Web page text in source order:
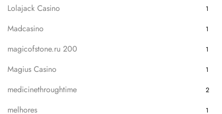
Lolajack Casino 1
Madcasino 1
magicofstone.ru 200 1
Magius Casino 1
medicinethroughtime 2
melhores 1